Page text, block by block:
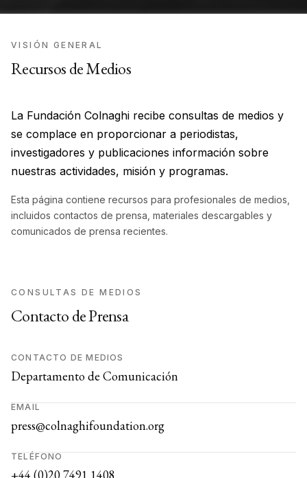
VISIÓN GENERAL
Recursos de Medios
La Fundación Colnaghi recibe consultas de medios y
se complace en proporcionar a periodistas,
investigadores y publicaciones información sobre
nuestras actividades, misión y programas.
Esta página contiene recursos para profesionales de medios,
incluidos contactos de prensa, materiales descargables y
comunicados de prensa recientes.
CONSULTAS DE MEDIOS
Contacto de Prensa
CONTACTO DE MEDIOS
Departamento de Comunicación
EMAIL
press@colnaghifoundation.org
TELÉFONO